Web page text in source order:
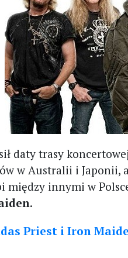
daty trasy
w Australii i
między innymi w
.
Priest i Iron